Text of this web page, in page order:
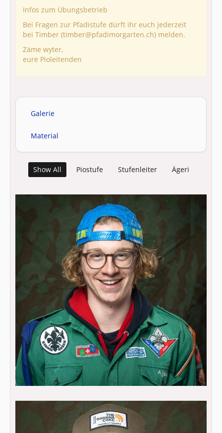
Infos zum Übungsbetrieb
Bei Fragen zur Pfadistufe dürft ihr euch jederzeit
bei Timber (timber@pfadimorgarten.ch) melden.
Zäme wyter,
eure Pioleitenden
Galerie
Material
Show All Piostufe Stufenleiter Ägeri